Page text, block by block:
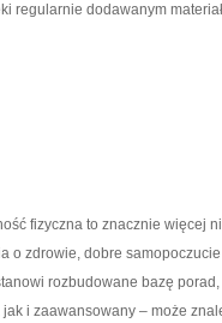
regularnie dodawanym
fizyczna to znacznie więcej
o zdrowie, dobre
rozbudowane bazę
i zaawansowany – może